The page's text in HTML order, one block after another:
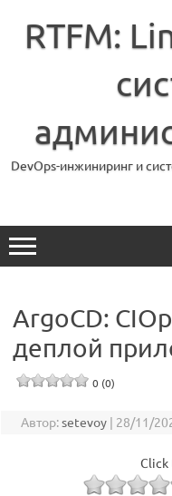
содержимому
RTFM:
DevOps-инжиниринг и
ArgoCD:
деплой
0 (0)
Автор:setevoy | 28/11/
Click